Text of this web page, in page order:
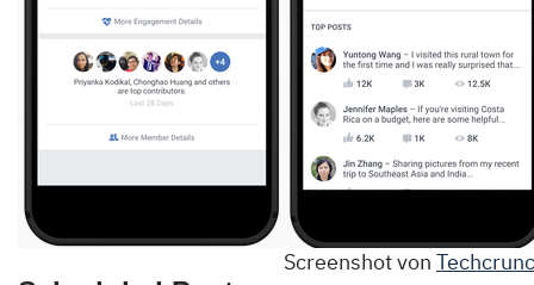
Screenshot von